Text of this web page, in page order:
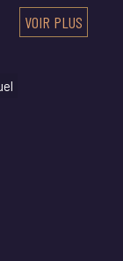
VOIR PLUS